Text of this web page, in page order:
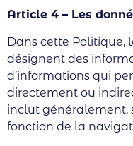
Article 4 – Les
Dans cette Politique,
désignent des
d’informations qui
directement ou
inclut généralement,
fonction de la